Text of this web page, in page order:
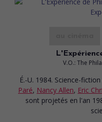
V.O.: The
É.-U. 1984. Science-fiction
Paré, Nancy Allen, Eric
sont projetés en l'an